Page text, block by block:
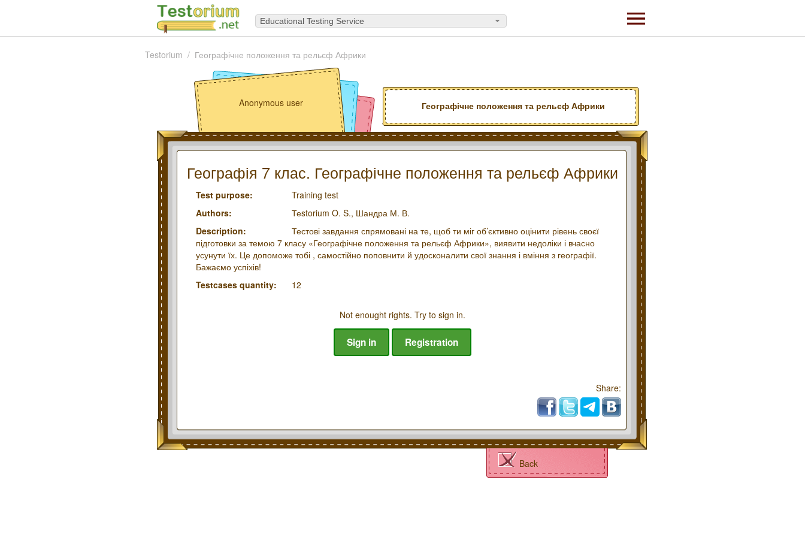
Educational Testing Service
Testorium Географічне положення та рельєф Африки
Географічне положення та рельєф Африки
Anonymous user
Географія 7 клас. Географічне положення та рельєф Африки
Test purpose:
Training test
Authors:
Теstorium O. S., Шандра М. В.
Description:
Тестові завдання спрямовані на те, щоб ти міг об’єктивно оцінити рівень своєї
підготовки за темою 7 класу «Географічне положення та рельєф Африки», виявити недоліки і вчасно
усунути їх. Це допоможе тобі , самостійно поповнити й удосконалити свої знання і вміння з географії.
Бажаємо успіхів!
Testcases quantity:
12
Not enought rights. Try to sign in.
Sign in Registration
Share:
Back